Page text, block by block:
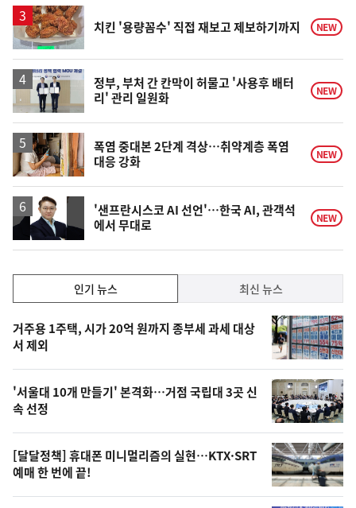
치킨 '용량꼼수' 직접 재보고 제보하기까지 NEW
정부, 부처 간 칸막이 허물고 '사용후 배터
리' 관리 일원화
NEW
폭염 중대본 2단계 격상…취약계층 폭염
대응 강화
NEW
'샌프란시스코 AI 선언'…한국 AI, 관객석
에서 무대로
NEW
기,
최
신,
오
늘
의
영
상
인기 뉴스 최신 뉴스
인
기
뉴
스
거주용 1주택, 시가 20억 원까지 종부세 과세 대상
서 제외
'서울대 10개 만들기' 본격화…거점 국립대 3곳 신
속 선정
[달달정책] 휴대폰 미니멀리즘의 실현…KTX·SRT
예매 한 번에 끝!